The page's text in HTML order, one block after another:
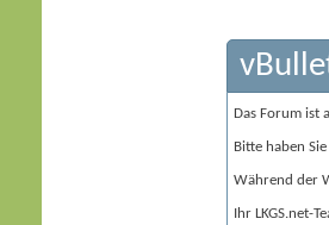
Das Forum ist
Bitte haben
Während der
Ihr LKGS.net-